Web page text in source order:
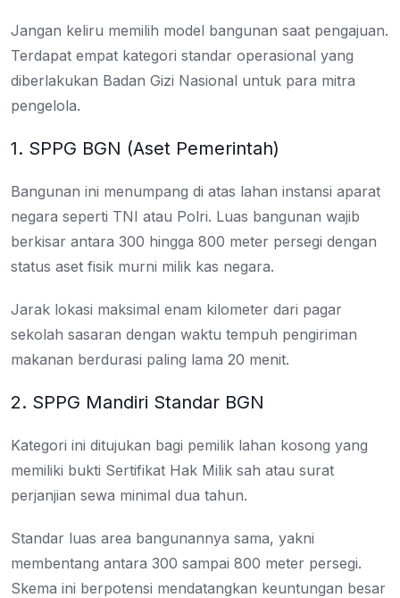
Jangan keliru memilih model bangunan saat pengajuan.
Terdapat empat kategori standar operasional yang
diberlakukan Badan Gizi Nasional untuk para mitra
pengelola.
1. SPPG BGN (Aset Pemerintah)
Bangunan ini menumpang di atas lahan instansi aparat
negara seperti TNI atau Polri. Luas bangunan wajib
berkisar antara 300 hingga 800 meter persegi dengan
status aset fisik murni milik kas negara.
Jarak lokasi maksimal enam kilometer dari pagar
sekolah sasaran dengan waktu tempuh pengiriman
makanan berdurasi paling lama 20 menit.
2. SPPG Mandiri Standar BGN
Kategori ini ditujukan bagi pemilik lahan kosong yang
memiliki bukti Sertifikat Hak Milik sah atau surat
perjanjian sewa minimal dua tahun.
Standar luas area bangunannya sama, yakni
membentang antara 300 sampai 800 meter persegi.
Skema ini berpotensi mendatangkan keuntungan besar